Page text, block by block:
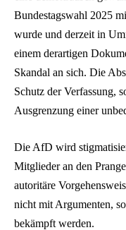
Bundestagswahl 2025
wurde und derzeit in
einem derartigen
Skandal an sich. Die
Schutz der Verfassung,
Ausgrenzung einer
Die AfD wird
Mitglieder an den
autoritäre
nicht mit Argumenten,
bekämpft werden.